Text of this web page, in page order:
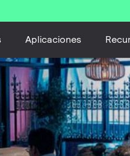
Aplicaciones